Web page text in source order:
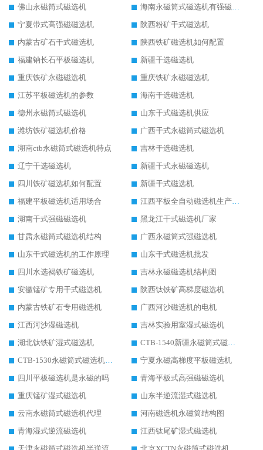
佛山永磁筒式磁选机
海南永磁筒式磁选机有强磁的吗
宁夏带式高强磁磁选机
陕西粉矿干式磁选机
内蒙古矿石干式磁选机
陕西铁矿磁选机如何配置
福建钠长石平板磁选机
新疆干选磁选机
重庆铁矿永磁磁选机
重庆铁矿永磁磁选机
江苏平板磁选机的参数
海南干选磁选机
德州永磁筒式磁选机
山东干式磁选机供应
潍坊铁矿磁选机价格
广西干式永磁筒式磁选机
湖南ctb永磁筒式磁选机特点
吉林干选磁选机
辽宁干选磁选机
新疆干式永磁磁选机
四川铁矿磁选机如何配置
新疆干式磁选机
福建平板磁选机适用场合
江西平板全自动磁选机生产厂家
湖南干式强磁磁选机
黑龙江干式磁选机厂家
甘肃永磁筒式磁选机结构
广西永磁筒式强磁选机
山东干式磁选机的工作原理
山东干式磁选机批发
四川水选褐铁矿磁选机
吉林永磁磁选机结构图
安徽锰矿专用干式磁选机
陕西钛铁矿高梯度磁选机
内蒙古铁矿石专用磁选机
广西河沙磁选机的电机
江西河沙湿磁选机
吉林实验用室湿式磁选机
湖北钛铁矿湿式磁选机
CTB-1540新疆永磁筒式磁选机
CTB-1530永磁筒式磁选机代理商
宁夏永磁高梯度平板磁选机
四川平板磁选机是永磁的吗
青海平板式高强磁磁选机
重庆锰矿湿式磁选机
山东半逆流湿式磁选机
云南永磁筒式磁选机代理
河南磁选机永磁筒结构图
青海湿式逆流磁选机
江西钛尾矿湿式磁选机